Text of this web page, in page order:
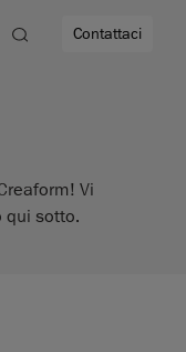
Contattaci
Vi
qui sotto.